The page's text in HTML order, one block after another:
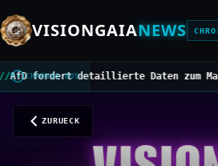
VISIONGAIANEWS
CHRONOS BUS
detaillierte Daten zum
ZURUECK